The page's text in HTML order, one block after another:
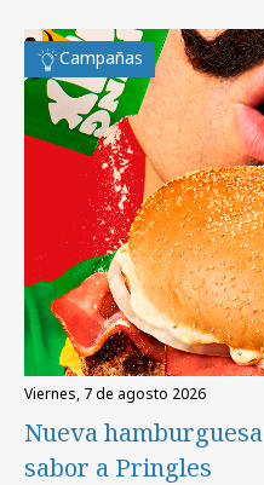
Campañas
viernes, 7 de agosto 2026
Nueva
sabor a Pringles